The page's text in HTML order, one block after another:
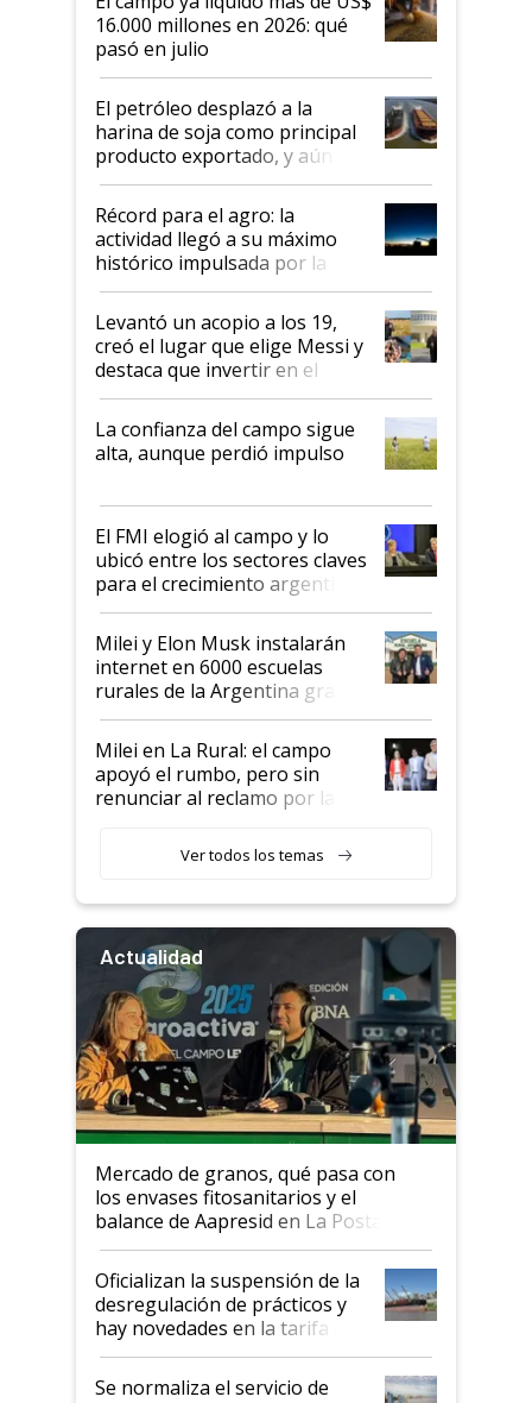
16.000 millones en 2026: qué
pasó en julio
El petróleo desplazó a la
harina de soja como principal
producto exportado, y aún así
el agro aportó casi seis de cada
diez dólares y sostuvo el
liderazgo en un semestre
récord
Récord para el agro: la
actividad llegó a su máximo
histórico impulsada por la
cosecha y las exportaciones
Levantó un acopio a los 19,
creó el lugar que elige Messi y
destaca que invertir en el
kirchnerismo era como "darle
plata a un hijo para droga":
Juan Félix Rossetti, el libertario
que de una dura crisis salió
de Milei
La confianza del campo sigue
alta, aunque perdió impulso
El FMI elogió al campo y lo
ubicó entre los sectores claves
para el crecimiento argentino
Milei y Elon Musk instalarán
internet en 6000 escuelas
rurales de la Argentina gracias
a un acuerdo con Starlink
Milei en La Rural: el campo
apoyó el rumbo, pero sin
renunciar al reclamo por las
Ver todos los temas
Actualidad
Mercado de granos, qué pasa con
los envases fitosanitarios y el
balance de Aapresid en La Posta
Oficializan la suspensión de la
desregulación de prácticos y
hay novedades en la tarifa de
la hidrovía
Se normaliza el servicio de